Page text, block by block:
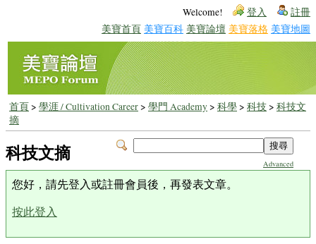
Welcome! 登入 註冊
美寶首頁 美寶百科 美寶論壇 美寶落格 美寶地圖
首頁> 學涯 / Cultivation Career> 學門 Academy> 科學> 科技> 科技文
摘
Advanced
科技文摘
您好，請先登入或註冊會員後，再發表文章。
按此登入